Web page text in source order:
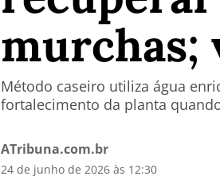
murchas;
Método caseiro utiliza água
fortalecimento da planta
ATribuna.com.br
24 de junho de 2026 às 12:30